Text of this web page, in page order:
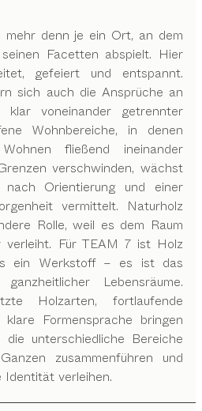
mehr denn je ein Ort, an dem
Facetten abspielt. Hier
gefeiert und entspannt.
sich auch die Ansprüche an
voneinander getrennter
Wohnbereiche, in denen
fließend ineinander
verschwinden, wächst
Orientierung und einer
vermittelt. Naturholz
Rolle, weil es dem Raum
verleiht. Für TEAM 7 ist Holz
ein Werkstoff – es ist das
Lebensräume.
Holzarten, fortlaufende
Formensprache bringen
die unterschiedliche Bereiche
zusammenführen und
Identität verleihen.